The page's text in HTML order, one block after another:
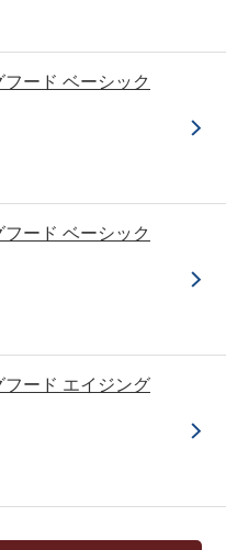
ード ベーシック
ード ベーシック
フード エイジング